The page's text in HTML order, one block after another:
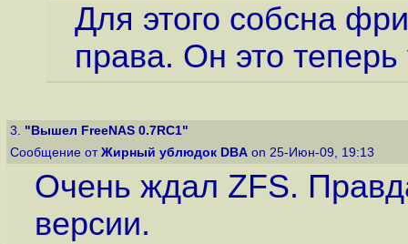
Для этого собсна
права. Он это теперь
3. "Вышел FreeNAS 0.7RC1"
Сообщение от Жирный ублюдок DBA on 25-Июн-09, 19:13
Очень ждал ZFS.
версии.